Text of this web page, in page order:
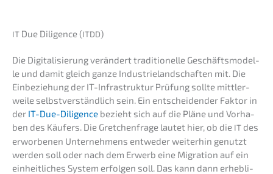
IT Due Diligence (ITDD)
Die Digita­li­sie­rung verän­dert tradi­tio­nel­le Geschäfts­mo­del­
le und damit gleich ganze Indus­trie­land­schaf­ten mit. Die
Einbe­zie­hung der IT-Infra­struk­tur Prüfung sollte mittler­
wei­le selbst­ver­ständ­lich sein. Ein entschei­den­der Faktor in
der IT-Due-Diligence bezieht sich auf die Pläne und Vorha­
ben des Käufers. Die Gretchen­fra­ge lautet hier, ob die IT des
erwor­be­nen Unter­neh­mens entwe­der weiter­hin genutzt
werden soll oder nach dem Erwerb eine Migra­ti­on auf ein
einheit­li­ches System erfol­gen soll. Das kann dann erheb­li­